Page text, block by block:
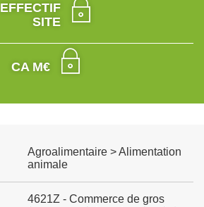
EFFECTIF
SITE
CA M€
Agroalimentaire > Alimentation
animale
4621Z - Commerce de gros